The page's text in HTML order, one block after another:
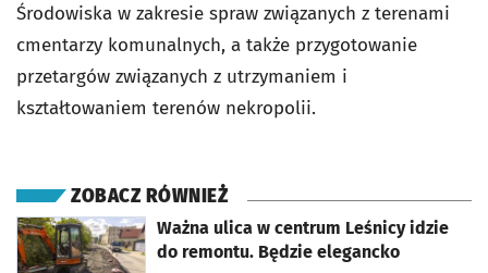
Środowiska w zakresie spraw związanych z terenami
cmentarzy komunalnych, a także przygotowanie
przetargów związanych z utrzymaniem i
kształtowaniem terenów nekropolii.
ZOBACZ RÓWNIEŻ
Ważna ulica w centrum Leśnicy idzie
do remontu. Będzie elegancko
otworzy się w nowej karcie